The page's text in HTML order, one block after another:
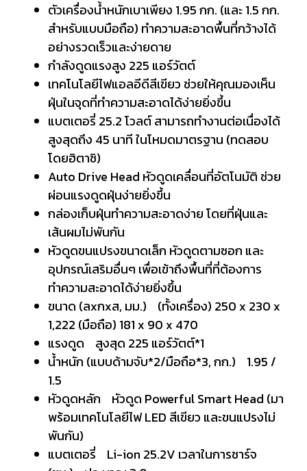
ตัวเครื่องน้ำหนักเบาเพียง 1.95 กก. (และ 1.5 กก.
สำหรับแบบมือถือ) ทำความสะอาดพื้นที่กว้างได้
อย่างรวดเร็วและง่ายดาย
กำลังดูดแรงสูง 225 แอร์วัตต์
เทคโนโลยีไฟแอลอีดีสีเขียว ช่วยให้คุณมองเห็น
ฝุ่นในจุดที่ทำความสะอาดได้ง่ายยิ่งขึ้น
แบตเตอรี่ 25.2 โวลต์ สามารถทำงานต่อเนื่องได้
สูงสุดถึง 45 นาที ในโหมดมาตรฐาน (ทดสอบ
โดยฮิตาชิ)
Auto Drive Head หัวดูดเคลื่อนที่อัตโนมัติ ช่วย
ผ่อนแรงดูดฝุ่นง่ายยิ่งขึ้น
กล่องเก็บฝุ่นทำความสะอาดง่าย โดยที่ฝุ่นและ
เส้นผมไม่พันกัน
หัวดูดขนแปรงขนาดเล็ก หัวดูดตามซอก และ
อุปกรณ์เสริมอื่นๆ เพื่อเข้าถึงพื้นที่ที่ต้องการ
ทำความสะอาดได้ง่ายยิ่งขึ้น
ขนาด (ลxกxส, มม.) (ทั้งเครื่อง) 250 x 230 x
1,222 (มือถือ) 181 x 90 x 470
แรงดูด สูงสุด 225 แอร์วัตต์*1
น้ำหนัก (แบบด้ามจับ*2/มือถือ*3, กก.) 1.95 /
1.5
หัวดูดหลัก หัวดูด Powerful Smart Head (มา
พร้อมเทคโนโลยีไฟ LED สีเขียว และขนแปรงไม่
พันกัน)
แบตเตอรี่ Li-ion 25.2V เวลาในการชาร์จ